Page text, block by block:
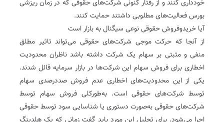
خودداری کنند و از رفتار کنونی شرکت‌های حقوقی که در زمان ریزشی
بورس فعالیت‌های مطلوبی داشتند حمایت کنند.
آیا خریدوفروش حقوقی نوعی سیگنال به بازار است
از آنجا ‌که حرکت موجی شرکت‌های حقوقی می‌تواند تاثیر مطلق
منفی و مثبتی بر سهام یک شرکت داشته باشد ناظران محدودیت
اخطاری برای فروش سهام این شرکت‌ها در بازار سرمایه قائل شدند.
یکی از این محدودیت‌های اخطاری عدم فروش صددرصدی سهام
توسط شرکت‌های حقوقی است. به‌طورکلی فروش سهام توسط
شرکت‌های حقوقی به‌صورت دستوری یا شناسایی سود توسط حقوقی